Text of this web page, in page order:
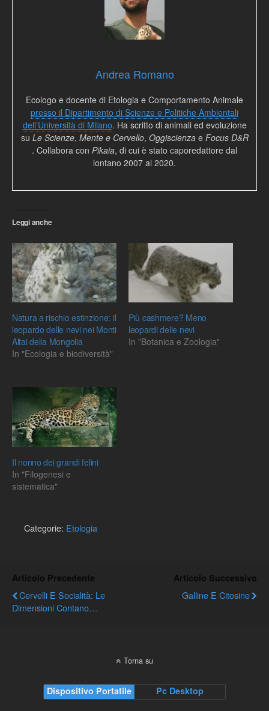
Andrea Romano
Ecologo e docente di Etologia e Comportamento Animale
presso il Dipartimento di Scienze e Politiche Ambientali
dell’Università di Milano. Ha scritto di animali ed evoluzione
su Le Scienze, Mente e Cervello, Oggiscienzae Focus D&R
. Collabora con Pikaia, di cui è stato caporedattore dal
lontano 2007 al 2020.
Leggi anche
Natura a rischio estinzione: il
leopardo delle nevi nei Monti
Altai della Mongolia
In "Ecologia e biodiversità"
Più cashmere? Meno
leopardi delle nevi
In "Botanica e Zoologia"
Il nonno dei grandi felini
In "Filogenesi e
sistematica"
Categorie: Etologia
Articolo Precedente
Cervelli E Socialità: Le
Dimensioni Contano…
Articolo Successivo
Galline E Citosine
Torna su
Dispositivo Portatile Pc Desktop